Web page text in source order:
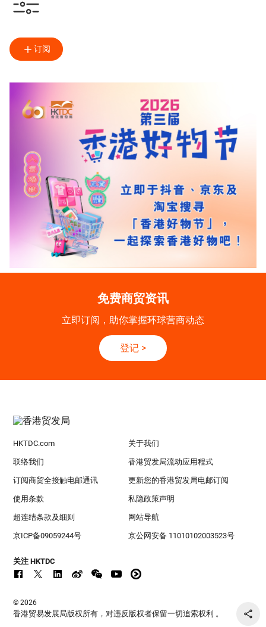
订阅
免费商贸资讯
立即订阅，助你掌握环球营商动态
登记 >
HKTDC.com 关于我们
联络我们 香港贸发局流动应用程式
订阅商贸全接触电邮通讯 更新您的香港贸发局电邮订阅
使用条款 私隐政策声明
超连结条款及细则 网站导航
京ICP备09059244号 京公网安备 11010102003523号
关注 HKTDC
© 2026
香港贸易发展局版权所有，对违反版权者保留一切追索权利 。